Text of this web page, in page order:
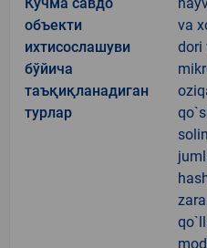
объекти
ихтисослашуви
бўйича
таъқиқланадиган
турлар
va
dori